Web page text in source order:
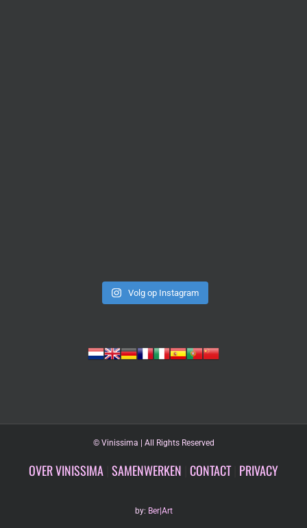
Volg op Instagram
© Vinissima | All Rights Reserved
OVER VINISSIMA SAMENWERKEN CONTACT| PRIVACY
by: Ber|Art